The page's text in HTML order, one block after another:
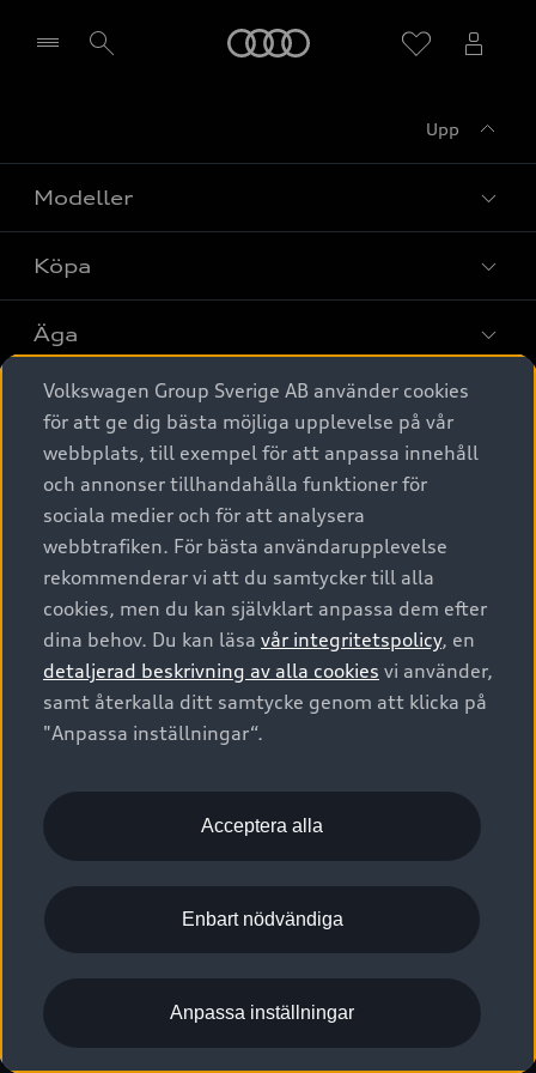
Upp
Modeller
Alla modeller
Elbilar
A6 modellerna
SUV
Avant
Audi Sport
Köpa
Privaterbjudanden
Privatleasing
Nya bilar i lager
Begagnade bilar i lager
Audi approved :plus - så gott som nya
Finansiering
Audi exclusive
Provkörning
Äga
Service & tillbehör
Audi digital services
Originaltillbehör - köp online
Garantier
Försäkring
Digitala manualer för din Audi
Audi Collection – livsstilsartiklar
Vanliga frågor
2G/3G nätet stängs ned - Hur påverkas min bil av detta?
Tjänstebil
Tjänstebil
Business lease online
Företagsleasing
Om Audi Sverige
Kontakta oss
Audi Återförsäljare/-serviceverkstad
myAudi
Pressmeddelanden
Nyhetsbrev
Vårt hållbarhetsarbete
Lediga tjänster huvudkontor
Lediga tjänster hos Audi Återförsäljare
Kommentar till mediauppgifter om dataläcka
© 2026 AUDI SVERIGE. All Rights Reserved.
Utgivare Juridiskt
Juridiskt Audi AG
Juridiskt Audi Digital Giveaway
Anpassa inställningar för cookies
Visselblåsarkanaler
Volkswagen Group Sverige AB använder cookies
för att ge dig bästa möjliga upplevelse på vår
webbplats, till exempel för att anpassa innehåll
och annonser tillhandahålla funktioner för
sociala medier och för att analysera
webbtrafiken. För bästa användarupplevelse
rekommenderar vi att du samtycker till alla
cookies, men du kan självklart anpassa dem efter
dina behov. Du kan läsa vår integritetspolicy, en
detaljerad beskrivning av alla cookies vi använder,
samt återkalla ditt samtycke genom att klicka på
"Anpassa inställningar“.
Acceptera alla
Enbart nödvändiga
Anpassa inställningar